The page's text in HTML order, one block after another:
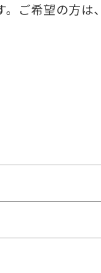
ご希望の方は